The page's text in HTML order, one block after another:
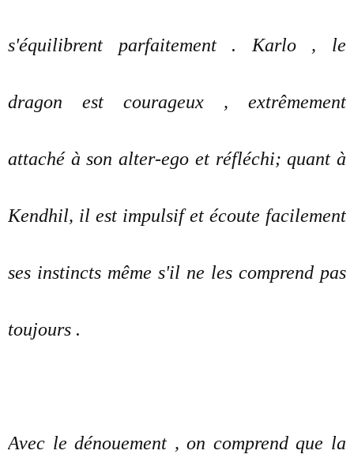
s'équilibrent parfaitement . Karlo , le
dragon est courageux , extrêmement
attaché à son alter-ego et réfléchi; quant à
Kendhil, il est impulsif et écoute facilement
ses instincts même s'il ne les comprend pas
toujours .
Avec le dénouement , on comprend que la